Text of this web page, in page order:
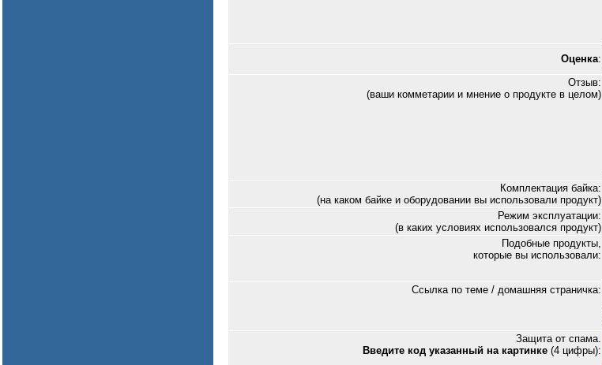
Оценка:
Отзыв:
(ваши комметарии и мнение о продукте в целом)
Комплектация байка:
(на каком байке и оборудовании вы использовали продукт)
Режим эксплуатации:
(в каких условиях использовался продукт)
Подобные продукты,
которые вы использовали:
Ссылка по теме / домашняя страничка:
Защита от спама.
Введите код указанный на картинке(4 цифры):